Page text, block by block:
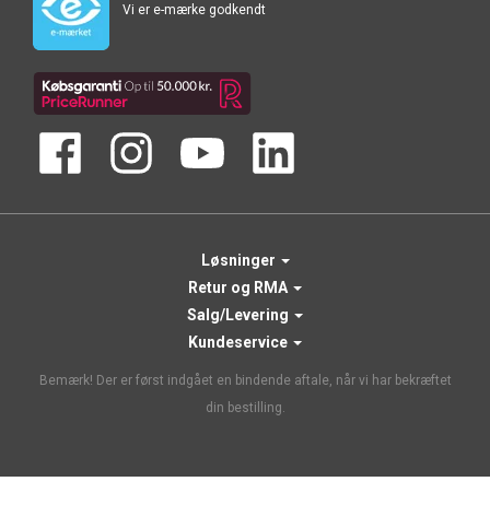
Vi er e-mærke godkendt
Løsninger
Retur og RMA
Salg/Levering
Kundeservice
Bemærk! Der er først indgået en bindende aftale, når vi har bekræftet
din bestilling.